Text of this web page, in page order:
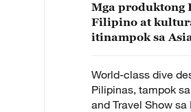
Mga produktong
Filipino at
itinampok sa
World-class dive
Pilipinas, tampok
and Travel Show